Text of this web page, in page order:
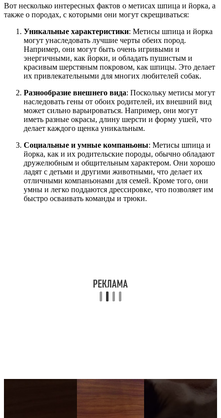
Вот несколько интересных фактов о метисах шпица и йорка, а
также о породах, с которыми они могут скрещиваться:
Уникальные характеристики: Метисы шпица и йорка
могут унаследовать лучшие черты обеих пород.
Например, они могут быть очень игривыми и
энергичными, как йорки, и обладать пушистым и
красивым шерстяным покровом, как шпицы. Это делает
их привлекательными для многих любителей собак.
Разнообразие внешнего вида: Поскольку метисы могут
наследовать гены от обоих родителей, их внешний вид
может сильно варьироваться. Например, они могут
иметь разные окрасы, длину шерсти и форму ушей, что
делает каждого щенка уникальным.
Социальные и умные компаньоны: Метисы шпица и
йорка, как и их родительские породы, обычно обладают
дружелюбным и общительным характером. Они хорошо
ладят с детьми и другими животными, что делает их
отличными компаньонами для семей. Кроме того, они
умны и легко поддаются дрессировке, что позволяет им
быстро осваивать команды и трюки.